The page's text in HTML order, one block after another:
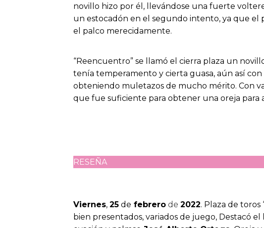
novillo hizo por él, llevándose una fuerte
un estocadón en el segundo intento, ya que el
el palco merecidamente.
“Reencuentro” se llamó el cierra plaza un
tenía temperamento y cierta guasa, aún así
obteniendo muletazos de mucho mérito. Con
que fue suficiente para obtener una oreja para
RESEÑA
Viernes, 25 de febrero de 2022. Plaza de toros
bien presentados, variados de juego, Destacó